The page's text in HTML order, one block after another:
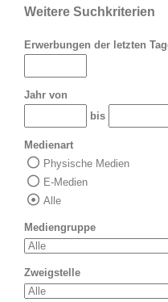
Weitere Suchkriterien
Erwerbungen der letzten
Jahr von
bis
Medienart
Physische Medien
E-Medien
Alle
Mediengruppe
Zweigstelle